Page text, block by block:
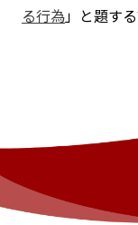
る行為」と題す